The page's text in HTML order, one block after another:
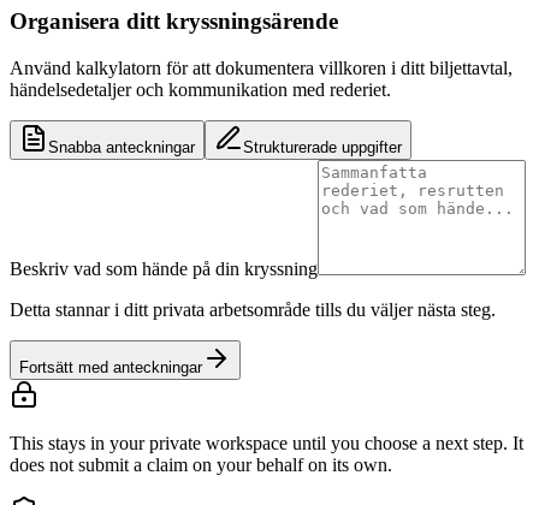
Organisera ditt kryssningsärende
Använd kalkylatorn för att dokumentera villkoren i ditt biljettavtal,
händelsedetaljer och kommunikation med rederiet.
Snabba anteckningar Strukturerade uppgifter
Beskriv vad som hände på din kryssning
Detta stannar i ditt privata arbetsområde tills du väljer nästa steg.
Fortsätt med anteckningar
This stays in your private workspace until you choose a next step. It
does not submit a claim on your behalf on its own.